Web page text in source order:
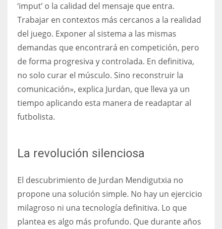
‘imput’ o la calidad del mensaje que entra.
Trabajar en contextos más cercanos a la realidad
del juego. Exponer al sistema a las mismas
demandas que encontrará en competición, pero
de forma progresiva y controlada. En definitiva,
no solo curar el músculo. Sino reconstruir la
comunicación», explica Jurdan, que lleva ya un
tiempo aplicando esta manera de readaptar al
futbolista.
La revolución silenciosa
El descubrimiento de Jurdan Mendigutxia no
propone una solución simple. No hay un ejercicio
milagroso ni una tecnología definitiva. Lo que
plantea es algo más profundo. Que durante años